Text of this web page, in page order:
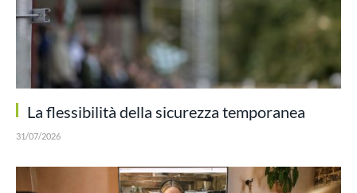
La flessibilità della sicurezza temporanea
31/07/2026